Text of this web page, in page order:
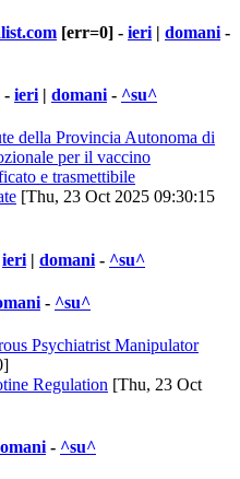
[err=0] - ieri | domani -
- ieri | domani - ^su^
della Provincia Autonoma di
per il vaccino
e trasmettibile
[Thu, 23 Oct 2025 09:30:15
ieri | domani - ^su^
- ^su^
Psychiatrist Manipulator
Regulation [Thu, 23 Oct
- ^su^